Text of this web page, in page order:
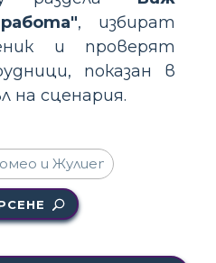
, избират
и проверят
показан в
на сценария.